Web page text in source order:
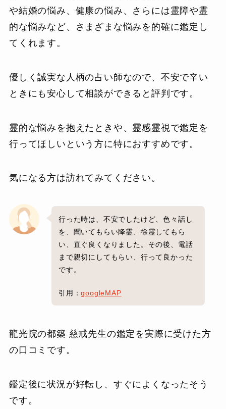
や結婚の悩み、健康の悩み、さらには霊障や霊
的な悩みなど、さまざまな悩みを的確に鑑定し
てくれます。
優しく誠実な人柄の占い師なので、不安で辛い
ときにも安心して相談ができると評判です。
霊的な悩みを抱えたときや、霊感霊視で鑑定を
行ってほしいという方に特におすすめです。
気になる方は訪れてみてください。
行った時は、不安でしたけど、色々話し
を、聞いてもらい降霊、徐霊してもら
い、直ぐ良くなりました。その後、電話
まで親切にしてもらい、行って良かった
です。
引用：googleMAP
龍光院の都築 慈戒先生の鑑定を実際に受けた方
の口コミです。
鑑定後に状況が好転し、すぐによくなったそう
です。